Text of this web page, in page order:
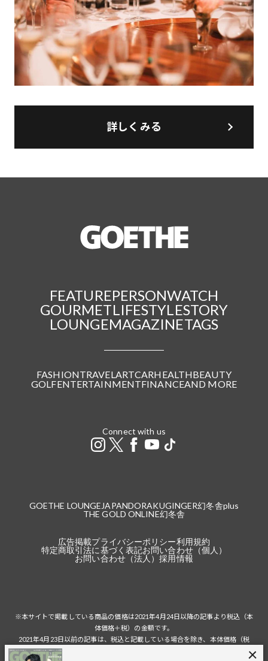
詳しくみる
FEATUREPERSONWATCH
GOURMETLIFESTYLESTORY
LOUNGEMAGAZINETAGS
FASHIONTRAVELARTCARHEALTHBEAUTY
GOLFENTERTAINMENTFINANCEAND MORE
Connect with us
GOETHE LOUNGE JAPANDORAKUGINGER幻冬舎plus
THE GOLD ONLINE幻冬舎
広告掲載プライバシーポリシー利用規約
特定商取引法に基づく表記お問い合わせ（個人）
お問い合わせ（法人）採用情報
※本サイトで掲載している商品の価格は2021年4月24日以降の記事より税込（本
体価格＋税）の金額です。
2021年4月23日以前の記事は、税込と記載している場合を除き、本体価格（税